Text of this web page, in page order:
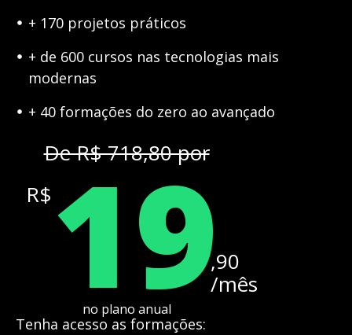
+ 170 projetos práticos
+ de 600 cursos nas tecnologias mais
modernas
+ 40 formações do zero ao avançado
De R$ 718,80 por
R$ 19,90
/mês
no plano anual
Tenha acesso as formações: